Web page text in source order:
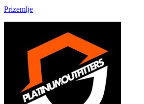
Prizemlje